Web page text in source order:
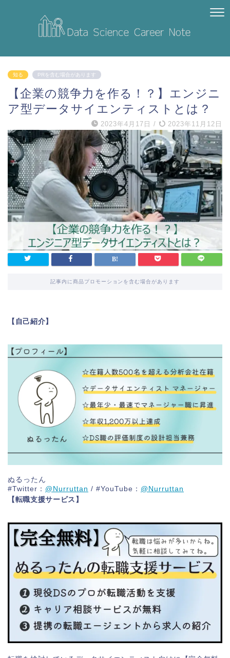
知る PRを含む場合があります
【企業の競争力を作る！？】エンジニ
ア型データサイエンティストとは？
2023年4月17日 / 2023年11月12日
記事内に商品プロモーションを含む場合があります
【自己紹介】
ぬるったん
#Twitter： @Nurruttan / #YouTube： @Nurruttan
【転職支援サービス】